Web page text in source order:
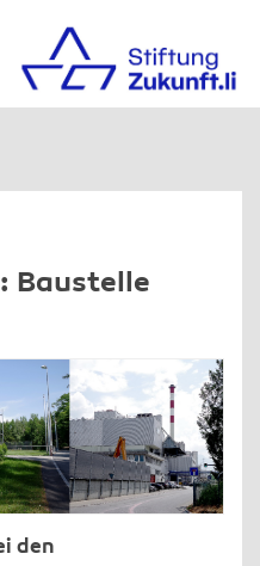
Baustelle
den